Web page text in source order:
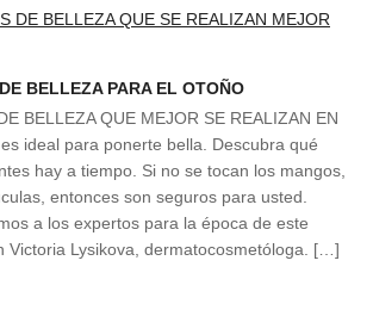
BELLEZA PARA EL OTOÑO
BELLEZA QUE MEJOR SE REALIZAN EN
ideal para ponerte bella. Descubra qué
hay a tiempo. Si no se tocan los mangos,
entonces son seguros para usted.
a los expertos para la época de este
Victoria Lysikova, dermatocosmetóloga. […]